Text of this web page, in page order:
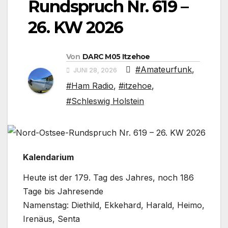
Rundspruch Nr. 619 –
26. KW 2026
Von DARC M05 Itzehoe
JUNI 28, 2026 #Amateurfunk,
#Ham Radio, #itzehoe,
#Schleswig Holstein
Kalendarium
Heute ist der 179. Tag des Jahres, noch 186
Tage bis Jahresende
Namenstag: Diethild, Ekkehard, Harald, Heimo,
Irenäus, Senta